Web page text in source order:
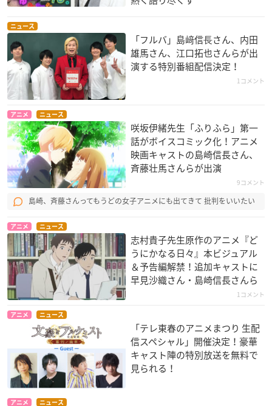
ニュース
「フルバ」島﨑信⻑さん、内田
雄馬さん、江口拓也さんらが出
演する特別番組配信決定！
1コメント
アニメ ニュース
咲坂伊緒先生「ふりふら」第一
話がボイスコミック化！アニメ
映画キャストの島崎信長さん、
斉藤壮馬さんらが出演
9コメント
島崎、斉藤さんってもうどの女子アニメにも出てきて 批判をいいたい
アニメ ニュース
志村貴子先生原作のアニメ『ど
うにかなる日々』本ビジュアル
＆予告編解禁！追加キャストに
早見沙織さん・島崎信長さんら
1コメント
アニメ ニュース
「テレ東春のアニメまつり 生配
信スペシャル」開催決定！豪華
キャスト陣の特別放送を無料で
見られる！
アニメ ニュース